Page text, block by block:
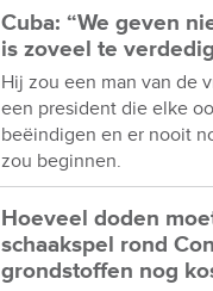
Cuba: “We geven
is zoveel te
Hij zou een man van de
een president die elke
beëindigen en er nooit
zou beginnen.
Hoeveel doden
schaakspel rond
grondstoffen nog